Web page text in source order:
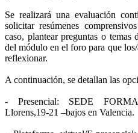
Se realizará una evaluación
solicitar resúmenes
caso, plantear preguntas o temas
del módulo en el foro para que
reflexionar.
A continuación, se detallan las
- Presencial: SEDE
Llorens,19-21 –bajos en Valencia.